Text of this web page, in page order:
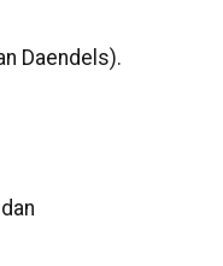
Daendels).